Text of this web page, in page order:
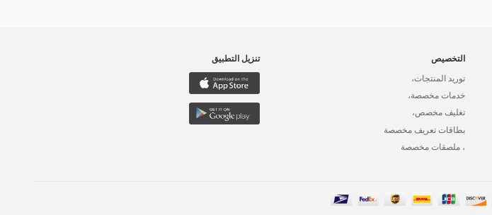
التخصيص
توريد المنتجات،
خدمات مخصصة،
تغليف مخصص،
بطاقات تعريف مخصصة
، ملصقات مخصصة
تنزيل التطبيق